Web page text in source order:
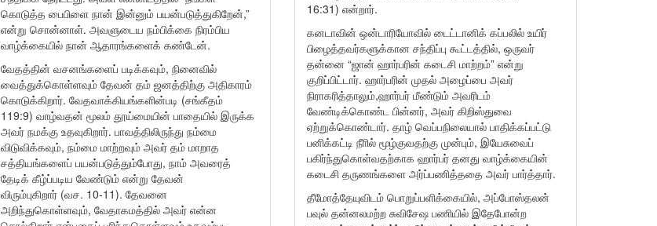
கொடுத்த பைபிளை நான் இன்னும் பயன்படுத்துகிறேன்,”
என்று சொன்னாள். அவளுடைய நம்பிக்கை நிரம்பிய
வாழ்க்கையில் நான் ஆதாரங்களைக் கண்டேன்.
வேதத்தின் வசனங்களைப் படிக்கவும், நினைவில்
வைத்துக்கொள்ளவும் தேவன் தம் ஜனத்திற்கு அதிகாரம்
கொடுக்கிறார். வேதவாக்கியங்களின்படி (சங்கீதம்
119:9) வாழ்வதன் மூலம் தூய்மையின் பாதையில் இருக்க
அவர் நமக்கு உதவுகிறார். பாவத்திலிருந்து நம்மை
விடுவிக்கவும், நம்மை மாற்றவும் அவர் தம் மாறாத
சத்தியங்களைப் பயன்படுத்தும்போது, நாம் அவரைத்
தேடிக் கீழ்ப்படிய வேண்டும் என்று தேவன்
விரும்புகிறார் (வச. 10-11). தேவனை
அறிந்துகொள்ளவும், வேதாகமத்தில் அவர் என்ன
16:31) என்றார்.
கனடாவின் ஒன்டாரியோவில் டைட்டானிக் கப்பலில் உயிர்
பிழைத்தவர்களுக்கான சந்திப்பு கூட்டத்தில், ஒருவர்
தன்னை “ஜான் ஹார்பரின் கடைசி மாற்றம்” என்று
குறிப்பிட்டார். ஹார்பரின் முதல் அழைப்பை அவர்
நிராகரித்தாலும்,ஹார்பர் மீண்டும் அவரிடம்
வேண்டிக்கொண்ட பின்னர், அவர் கிறிஸ்துவை
ஏற்றுக்கொண்டார். தாழ் வெப்பநிலையால் பாதிக்கப்பட்டு
பனிக்கட்டி நீாில் மூழ்குவதற்கு முன்பும், இயேசுவைப்
பகிர்ந்துகொள்வதற்காக ஹார்பர் தனது வாழ்க்கையின்
கடைசி தருணங்களை அர்ப்பணித்ததை அவர் பார்த்தார்.
தீமோத்தேயுவிடம் பொறுப்பளிக்கையில், அப்போஸ்தலன்
பவுல் தன்னலமற்ற சுவிசேஷ பணியில் இதேபோன்ற